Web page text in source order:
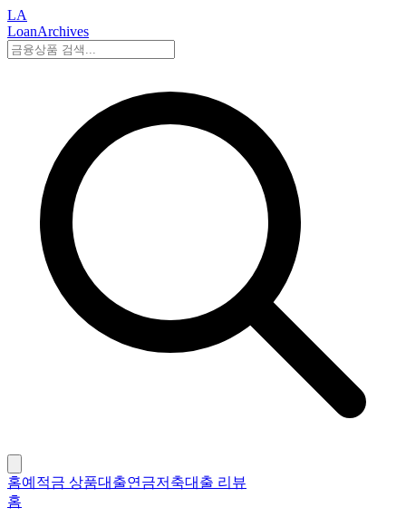
LA
LoanArchives
홈예적금 상품대출연금저축대출 리뷰
홈